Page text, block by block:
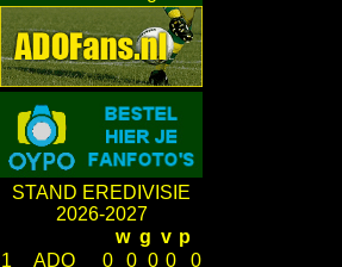
STAND EREDIVISIE
2026-2027
w g v p
1
ADO 0 0 0 0
0